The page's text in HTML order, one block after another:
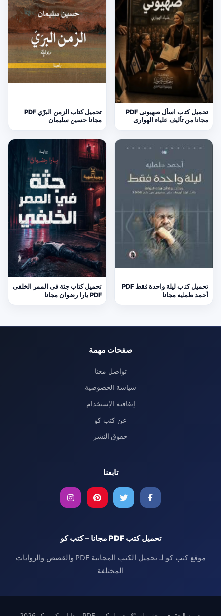
تحميل كتاب اسأل صهيونى PDF
مجانا من تأليف علياء الهوارى
تحميل كتاب الزمن البرّي PDF
مجانا حسين سليمان
تحميل كتاب ليلة واحدة فقط PDF
أحمد طمليه مجانا
تحميل كتاب جثة فى الممر الخلفى
PDF يارا رضوان مجانا
صفحات مهمة
تواصل معنا
سياسة الخصوصية
إتفاقية الإستخدام
عن كتب كو
حقوق النشر
تابعنا
تحميل كتب PDF مجانا – كتب كو
موقع كتب كو لـ تحميل الكتب المجانية PDF والقصص والروايات
المختلفة